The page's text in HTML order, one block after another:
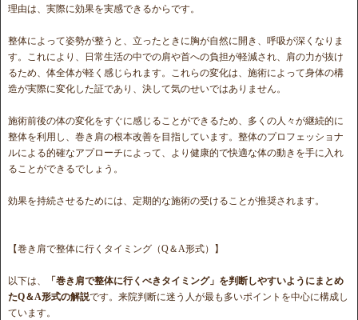
理由は、実際に効果を実感できるからです。
整体によって姿勢が整うと、立ったときに胸が自然に開き、呼吸が深くなりま
す。これにより、日常生活の中での肩や首への負担が軽減され、肩の力が抜け
るため、体全体が軽く感じられます。これらの変化は、施術によって身体の構
造が実際に変化した証であり、決して気のせいではありません。
施術前後の体の変化をすぐに感じることができるため、多くの人々が継続的に
整体を利用し、巻き肩の根本改善を目指しています。整体のプロフェッショナ
ルによる的確なアプローチによって、より健康的で快適な体の動きを手に入れ
ることができるでしょう。
効果を持続させるためには、定期的な施術の受けることが推奨されます。
【巻き肩で整体に行くタイミング（Q＆A形式）】
以下は、 「巻き肩で整体に行くべきタイミング」 を判断しやすいようにまとめ
たQ＆A形式の解説です。来院判断に迷う人が最も多いポイントを中心に構成し
ています。